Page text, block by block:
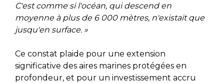
C'est comme si l'océan, qui descend en
moyenne à plus de 6 000 mètres, n'existait que
jusqu'en surface. »
Ce constat plaide pour une extension
significative des aires marines protégées en
profondeur, et pour un investissement accru